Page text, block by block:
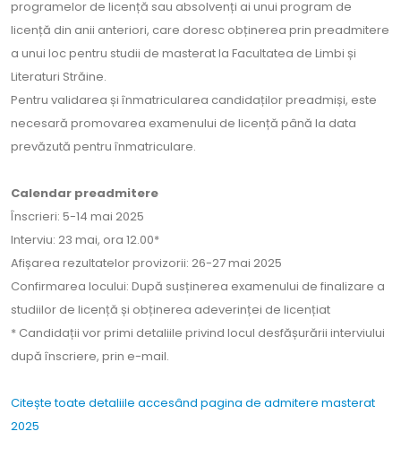
programelor de licență sau absolvenți ai unui program de
licență din anii anteriori, care doresc obținerea prin preadmitere
a unui loc pentru studii de masterat la Facultatea de Limbi și
Literaturi Străine.
Pentru validarea și înmatricularea candidaților preadmiși, este
necesară promovarea examenului de licență până la data
prevăzută pentru înmatriculare.
Calendar preadmitere
Înscrieri: 5-14 mai 2025
Interviu: 23 mai, ora 12.00*
Afișarea rezultatelor provizorii: 26-27 mai 2025
Confirmarea locului: După susținerea examenului de finalizare a
studiilor de licență și obținerea adeverinței de licențiat
* Candidații vor primi detaliile privind locul desfășurării interviului
după înscriere, prin e-mail.
Citește toate detaliile accesând pagina de admitere masterat
2025